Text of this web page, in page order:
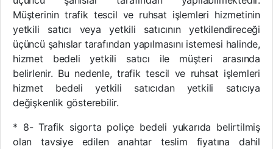
Müşterinin trafik tescil ve ruhsat işlemleri hizmetinin
yetkili satıcı veya yetkili satıcının yetkilendireceği
üçüncü şahıslar tarafından yapılmasını istemesi halinde,
hizmet bedeli yetkili satıcı ile müşteri arasında
belirlenir. Bu nedenle, trafik tescil ve ruhsat işlemleri
hizmet bedeli yetkili satıcıdan yetkili satıcıya
değişkenlik gösterebilir.
* 8- Trafik sigorta poliçe bedeli yukarıda belirtilmiş
olan tavsiye edilen anahtar teslim fiyatına dahil